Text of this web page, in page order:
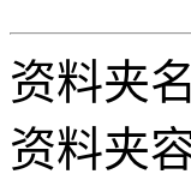
资料夹
资料夹